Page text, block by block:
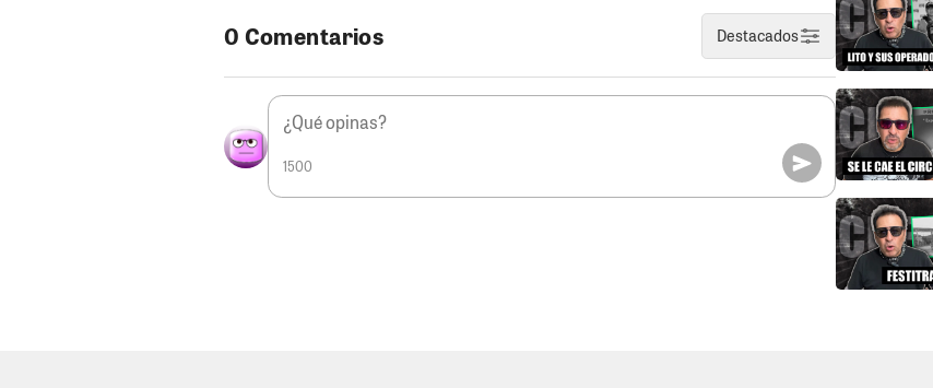
colocar personeros en todas las mesas de sufragio. Según cuentan, todo
estaba planificado, pero a la hora de la verdad mucha gente les dio la
espalda y no tuvieron capacidad de reacción para solucionar el problema.
Con una diferencia cercana a los 20 mil votos, los fujimoristas habrían
aprovechado esa debilidad para sacar una ventaja que finalmente los
consolidó en el primer lugar.
0 Comentarios Destacados
1500